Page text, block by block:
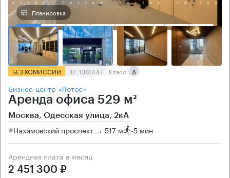
Планировка
БЕЗ КОМИССИИ ID: 1381447 Класс А
Бизнес-центр «Лотос»
Аренда офиса 529 м²
Москва, Одесская улица, 2кА
Нахимовский проспект → 517 м ~5 мин
Арендная плата в месяц
2 451 300 ₽